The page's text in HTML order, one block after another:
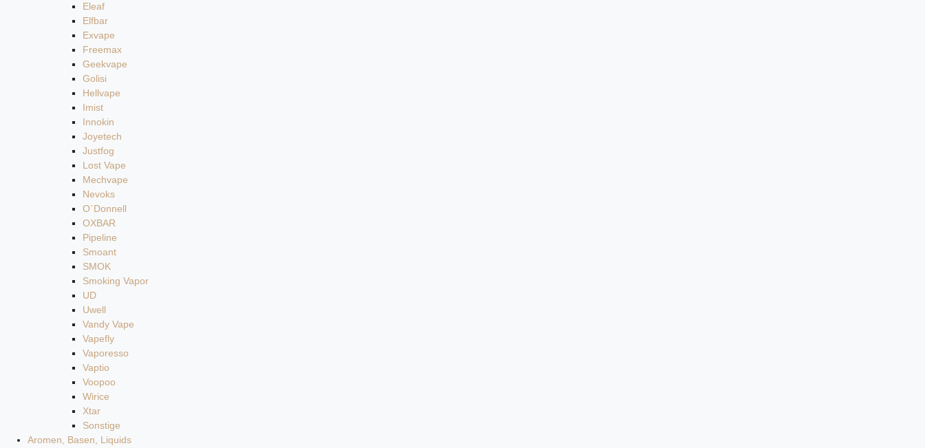
Eleaf
Elfbar
Exvape
Freemax
Geekvape
Golisi
Hellvape
Imist
Innokin
Joyetech
Justfog
Lost Vape
Mechvape
Nevoks
O`Donnell
OXBAR
Pipeline
Smoant
SMOK
Smoking Vapor
UD
Uwell
Vandy Vape
Vapefly
Vaporesso
Vaptio
Voopoo
Wirice
Xtar
Sonstige
Aromen, Basen, Liquids